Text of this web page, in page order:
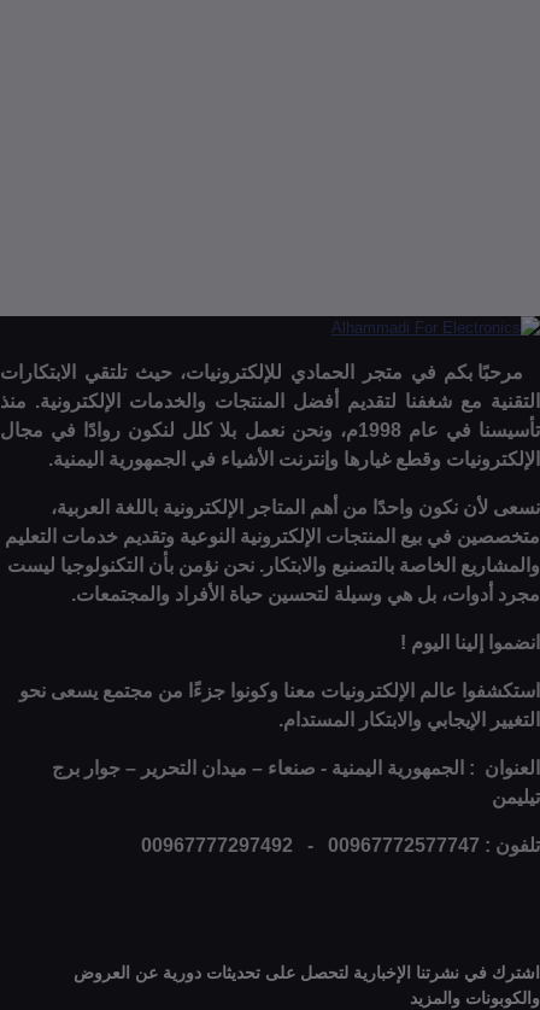
بكم في متجر الحمادي للإلكترونيات، حيث تلتقي الابتكارات
مع شغفنا لتقديم أفضل المنتجات والخدمات الإلكترونية. منذ
تأسيسنا في عام 1998م، ونحن نعمل بلا كلل لنكون روادًا في مجال
وقطع غيارها وإنترنت الأشياء في الجمهورية اليمنية.
نكون واحدًا من أهم المتاجر الإلكترونية باللغة العربية،
في بيع المنتجات الإلكترونية النوعية وتقديم خدمات التعليم
الخاصة بالتصنيع والابتكار. نحن نؤمن بأن التكنولوجيا ليست
بل هي وسيلة لتحسين حياة الأفراد والمجتمعات.
اليوم !
عالم الإلكترونيات معنا وكونوا جزءًا من مجتمع يسعى نحو
والابتكار المستدام.
: الجمهورية اليمنية - صنعاء – ميدان التحرير – جوار برج
نشرتنا الإخبارية لتحصل على تحديثات دورية عن العروض
والمزيد